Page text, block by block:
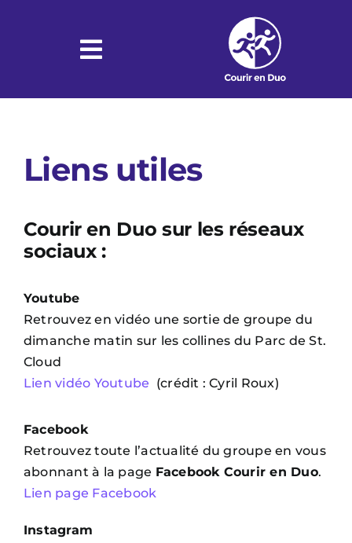
Toggle
Navigation
Accueil
Groupe
Récits
Contact
Liens utiles
Courir en Duo sur les réseaux
sociaux :
Youtube
Retrouvez en vidéo une sortie de groupe du
dimanche matin sur les collines du Parc de St.
Cloud
Lien vidéo Youtube (crédit : Cyril Roux)
Facebook
Retrouvez toute l’actualité du groupe en vous
abonnant à la page Facebook Courir en Duo.
Lien page Facebook
Instagram